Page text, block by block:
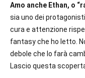
Amo anche Ethan, o
sia uno dei
cura e attenzione
fantasy che ho letto.
debole che lo farà
Lascio questa